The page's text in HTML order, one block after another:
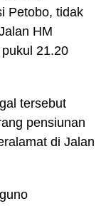
Petobo, tidak
HM
21.20
tersebut
pensiunan
di Jalan